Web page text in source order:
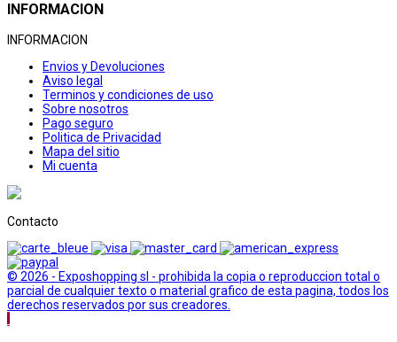
INFORMACION
INFORMACION
Envios y Devoluciones
Aviso legal
Terminos y condiciones de uso
Sobre nosotros
Pago seguro
Politica de Privacidad
Mapa del sitio
Mi cuenta
Contacto
© 2026 - Exposhopping sl - prohibida la copia o reproduccion total o
parcial de cualquier texto o material grafico de esta pagina, todos los
derechos reservados por sus creadores.